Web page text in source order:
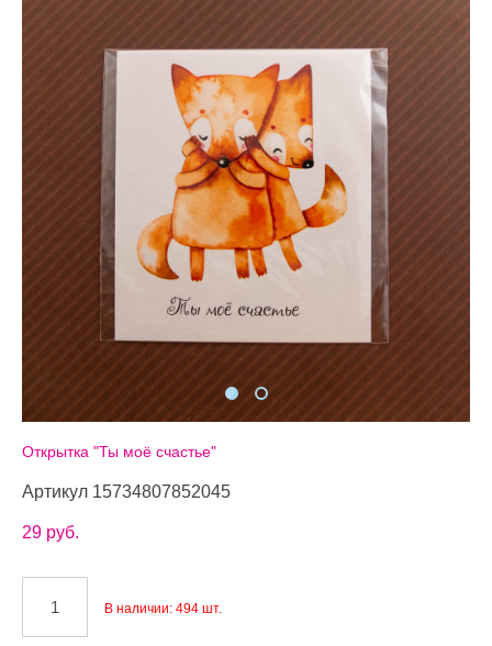
Открытка "Ты моё счастье"
Артикул 15734807852045
29 pуб.
В наличии: 494 шт.